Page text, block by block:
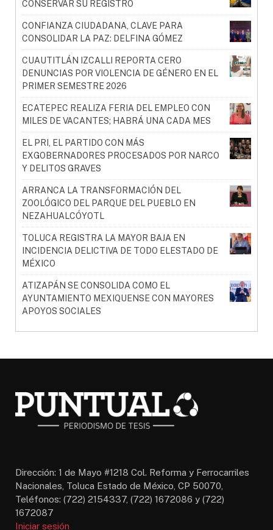
CONSERVAR SU REGISTRO
CONFIANZA CIUDADANA, CLAVE PARA
CONSOLIDAR LA PAZ: DELFINA GÓMEZ
CUAUTITLÁN IZCALLI REPORTA CERO
DENUNCIAS POR VIOLENCIA DE GÉNERO EN EL
PRIMER SEMESTRE 2026
ECATEPEC REALIZA FERIA DEL EMPLEO CON
MILES DE VACANTES; HABRÁ UNA CADA MES
EL PRI, EL PARTIDO CON MÁS
EXGOBERNADORES PROCESADOS POR NARCO
Y DELITOS GRAVES
ARRANCA LA TRANSFORMACIÓN DEL
ZOOLÓGICO DEL PARQUE DEL PUEBLO EN
NEZAHUALCÓYOTL
TOLUCA REGISTRA LA MAYOR BAJA EN
INCIDENCIA DELICTIVA DE TODO ELESTADO DE
MÉXICO
ATIZAPÁN SE CONSOLIDA COMO EL
AYUNTAMIENTO MEXIQUENSE CON MAYORES
APOYOS SOCIALES
Dirección: 1 de Mayo #1218 Col. Reforma y Ferrocarriles
Nacionales, Toluca Estado de México, CP 50070,
Teléfonos: (722) 2154337, (722) 1672086 y (722)
1672087
Iniciar sesión